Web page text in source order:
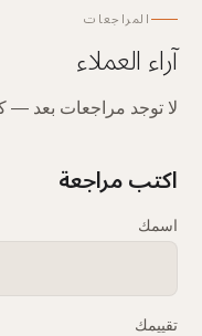
المراجعات
آراء العملاء
لا توجد مراجعات بعد —
اكتب مراجعة
اسمك
تقييمك